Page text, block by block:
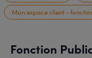
Mon espace client -
Fonction